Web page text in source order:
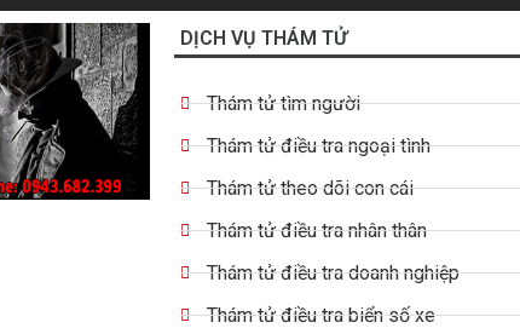
DỊCH VỤ THÁM TỬ
Thám tử tìm người
Thám tử điều tra ngoại tình
Thám tử theo dõi con cái
Thám tử điều tra nhân thân
Thám tử điều tra doanh nghiệp
Thám tử điều tra biển số xe